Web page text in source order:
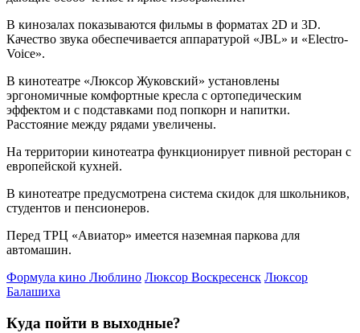
В кинозалах показываются фильмы в форматах 2D и 3D.
Качество звука обеспечивается аппаратурой «JBL» и «Electro-
Voice».
В кинотеатре «Люксор Жуковский» установлены
эргономичные комфортные кресла с ортопедическим
эффектом и с подставками под попкорн и напитки.
Расстояние между рядами увеличены.
На территории кинотеатра функционирует пивной ресторан с
европейской кухней.
В кинотеатре предусмотрена система скидок для школьников,
студентов и пенсионеров.
Перед ТРЦ «Авиатор» имеется наземная паркова для
автомашин.
Формула кино Люблино Люксор Воскресенск Люксор
Балашиха
Куда пойти в выходные?